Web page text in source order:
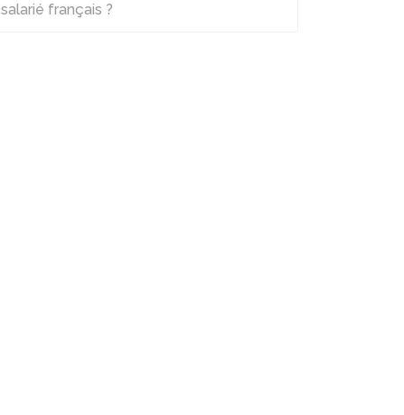
salarié français ?